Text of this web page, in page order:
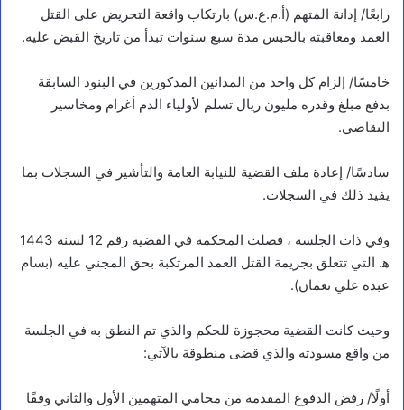
رابعًا/ إدانة المتهم (أ.م.ع.س) بارتكاب واقعة التحريض على القتل
العمد ومعاقبته بالحبس مدة سبع سنوات تبدأ من تاريخ القبض عليه.
خامسًا/ إلزام كل واحد من المدانين المذكورين في البنود السابقة
بدفع مبلغ وقدره مليون ريال تسلم لأولياء الدم أغرام ومخاسير
التقاضي.
سادسًا/ إعادة ملف القضية للنيابة العامة والتأشير في السجلات بما
يفيد ذلك في السجلات.
وفي ذات الجلسة ، فصلت المحكمة في القضية رقم 12 لسنة 1443
ه‍. التي تتعلق بجريمة القتل العمد المرتكبة بحق المجني عليه (بسام
عبده علي نعمان).
وحيث كانت القضية محجوزة للحكم والذي تم النطق به في الجلسة
من واقع مسودته والذي قضى منطوقة بالآتي:
أولًا/ رفض الدفوع المقدمة من محامي المتهمين الأول والثاني وفقًا